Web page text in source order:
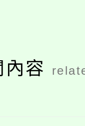
容